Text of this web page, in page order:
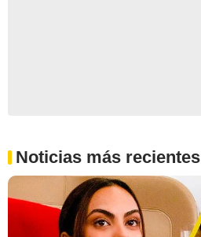
Noticias más recientes